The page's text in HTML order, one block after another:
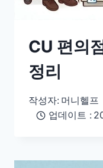
CU 편의
정리
작성자: 머니헬프
업데이트 :